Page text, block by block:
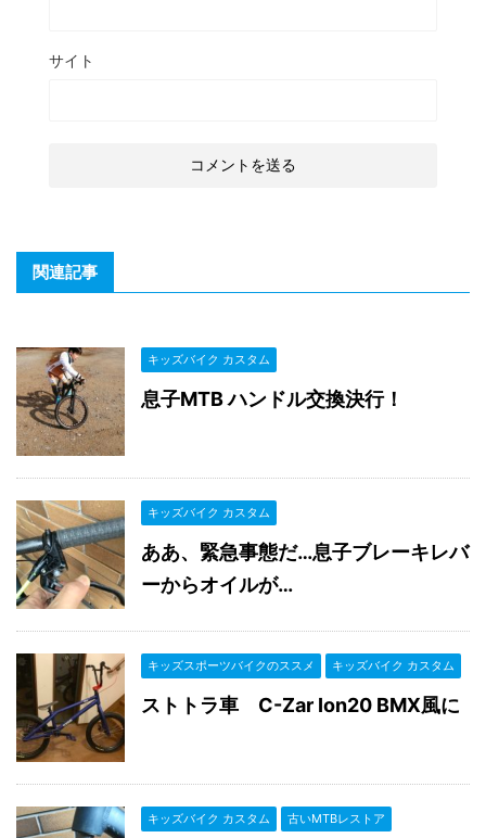
サイト
関連記事
キッズバイク カスタム
息子MTB ハンドル交換決行！
キッズバイク カスタム
ああ、緊急事態だ…息子ブレーキレバ
ーからオイルが…
キッズスポーツバイクのススメ キッズバイク カスタム
ストトラ車 C-Zar Ion20 BMX風に
キッズバイク カスタム 古いMTBレストア